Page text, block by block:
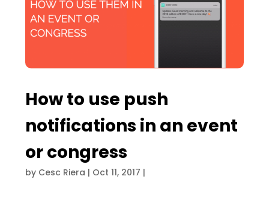
How to use push
notifications in an event
or congress
by Cesc Riera | Oct 11, 2017 |